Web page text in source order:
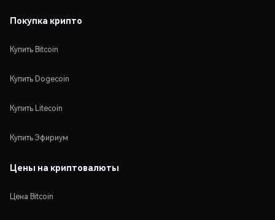
Покупка крипто
Купить Bitcoin
Купить Dogecoin
Купить Litecoin
Купить Эфириум
Цены на криптовалюты
Цена Bitcoin